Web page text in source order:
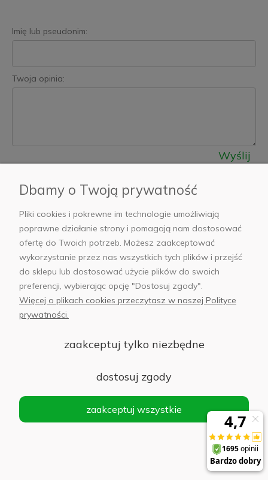
Imię lub pseudonim:
Twoja opinia:
Wyślij
Od ponad 25 lat na
Renomowani producenci
Dbamy o Twoją prywatność
Pliki cookies i pokrewne im technologie umożliwiają
poprawne działanie strony i pomagają nam dostosować
ofertę do Twoich potrzeb. Możesz zaakceptować
wykorzystanie przez nas wszystkich tych plików i przejść
do sklepu lub dostosować użycie plików do swoich
preferencji, wybierając opcję "Dostosuj zgody".
Więcej o plikach cookies przeczytasz w naszej Polityce
prywatności.
zaakceptuj tylko niezbędne
dostosuj zgody
zaakceptuj wszystkie